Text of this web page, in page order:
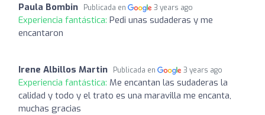
Paula Bombin Publicada en 3 years ago
Experiencia fantástica: Pedi unas sudaderas y me
encantaron
Irene Albillos Martin Publicada en 3 years ago
Experiencia fantástica: Me encantan las sudaderas la
calidad y todo y el trato es una maravilla me encanta,
muchas gracias